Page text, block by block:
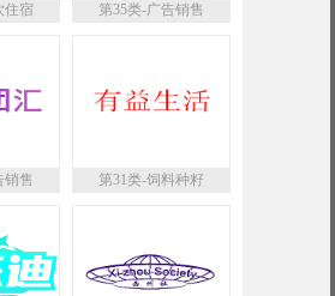
住宿 第35类-广告销售
销售 第31类-饲料种籽